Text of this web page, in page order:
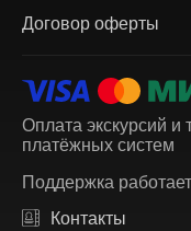
Договор оферты
Оплата экскурсий
платёжных систем
Поддержка
Контакты